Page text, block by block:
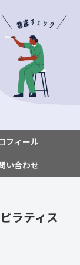
フィール
い合わせ
ラティス